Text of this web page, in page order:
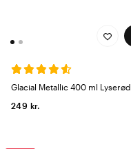
Glacial Metallic 400 ml Lyserød
249 kr.